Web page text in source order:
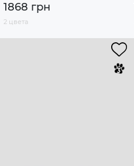
1868 грн
2 цвета